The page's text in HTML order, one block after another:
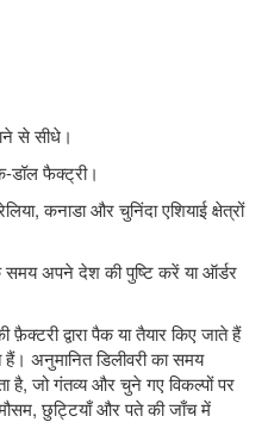
से सीधे।
डॉल फैक्ट्री।
कनाडा और चुनिंदा एशियाई क्षेत्रों
अपने देश की पुष्टि करें या ऑर्डर
द्वारा पैक या तैयार किए जाते हैं
अनुमानित डिलीवरी का समय
है, जो गंतव्य और चुने गए विकल्पों पर
छुट्टियाँ और पते की जाँच में